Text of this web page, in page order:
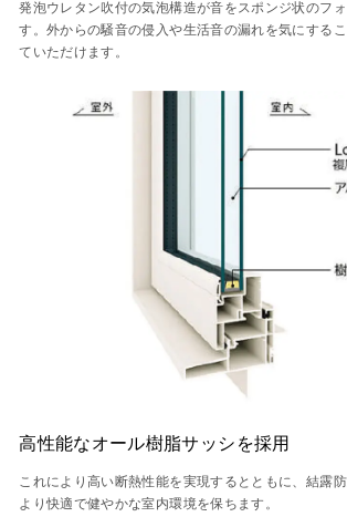
発泡ウレタン吹付の気泡構造が音をスポンジ状のフ
す。外からの騒音の侵入や生活音の漏れを気にする
ていただけます。
高性能なオール樹脂サッシを採用
これにより高い断熱性能を実現するとともに、結露
より快適で健やかな室内環境を保ちます。